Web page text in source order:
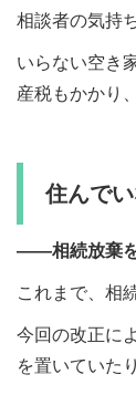
相談者の気持
いらない空き
産税もかかり
住んで
――相続放棄を
これまで、相
今回の改正に
を置いていた